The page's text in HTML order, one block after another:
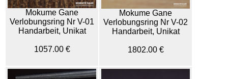
Mokume Gane
Verlobungsring Nr V-01
Handarbeit, Unikat
1057.00 €
Mokume Gane
Verlobungsring Nr V-02
Handarbeit, Unikat
1802.00 €